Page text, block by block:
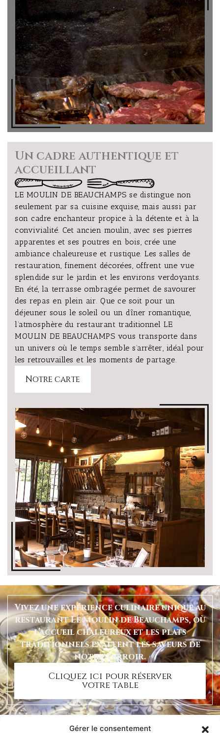
Gérer le consentement
Un cadre authentique et
accueillant
LE MOULIN DE BEAUCHAMPS se distingue non
seulement par sa cuisine exquise, mais aussi par
son cadre enchanteur propice à la détente et à la
convivialité. Cet ancien moulin, avec ses pierres
apparentes et ses poutres en bois, crée une
ambiance chaleureuse et rustique. Les salles de
restauration, finement décorées, offrent une vue
splendide sur le jardin et les environs verdoyants.
En été, la terrasse ombragée permet de savourer
des repas en plein air. Que ce soit pour un
déjeuner sous le soleil ou un dîner romantique,
l’atmosphère du restaurant traditionnel LE
MOULIN DE BEAUCHAMPS vous transporte dans
un univers où le temps semble s’arrêter, idéal pour
les retrouvailles et les moments de partage.
Notre carte
Vivez une expérience culinaire unique au
restaurant Le Moulin de Beauchamps, où
l’accueil chaleureux et les plats
traditionnels exaltent les saveurs de
notre terroir.
Cliquez ici pour réserver
votre table